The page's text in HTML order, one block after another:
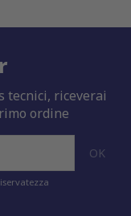
tecnici, riceverai
ordine